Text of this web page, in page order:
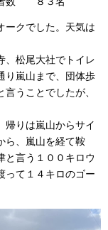
ークでした。天気は
、松尾大社でトイレ
り嵐山まで、団体歩
うことでしたが、
りは嵐山からサイ
ら、嵐山を経て鞍
と言う１００キロウ
って１４キロのゴー